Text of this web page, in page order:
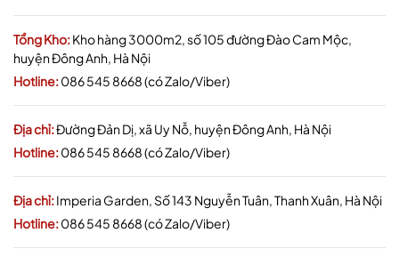
Tổng Kho:Kho hàng 3000m2, số 105 đường Đào Cam Mộc,
huyện Đông Anh, Hà Nội
Hotline:086 545 8668 (có Zalo/Viber)
Địa chỉ:Đường Đản Dị, xã Uy Nỗ, huyện Đông Anh, Hà Nội
Hotline:086 545 8668 (có Zalo/Viber)
Địa chỉ:Imperia Garden, Số 143 Nguyễn Tuân, Thanh Xuân, Hà Nội
Hotline:086 545 8668 (có Zalo/Viber)